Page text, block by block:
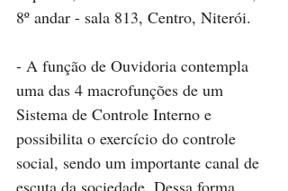
8º andar - sala 813, Centro, Niterói.
- A função de Ouvidoria contempla
uma das 4 macrofunções de um
Sistema de Controle Interno e
possibilita o exercício do controle
social, sendo um importante canal de
escuta da sociedade. Dessa forma,